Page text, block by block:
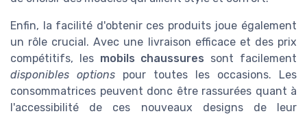
Enfin, la facilité d'obtenir ces produits joue également
un rôle crucial. Avec une livraison efficace et des prix
compétitifs, les mobils chaussures sont facilement
disponibles options pour toutes les occasions. Les
consommatrices peuvent donc être rassurées quant à
l'accessibilité de ces nouveaux designs de leur